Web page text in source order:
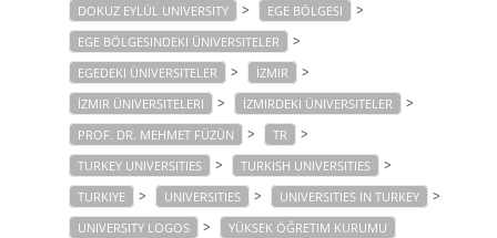
DOKUZ EYLÜL UNIVERSITY > EGE BÖLGESI >
EGE BÖLGESINDEKI ÜNIVERSITELER >
EGEDEKI ÜNIVERSITELER > İZMIR >
İZMIR ÜNIVERSITELERI > İZMIRDEKI ÜNIVERSITELER >
PROF. DR. MEHMET FÜZÜN > TR >
TURKEY UNIVERSITIES > TURKISH UNIVERSITIES >
TURKIYE > UNIVERSITIES > UNIVERSITIES IN TURKEY >
UNIVERSITY LOGOS > YÜKSEK ÖĞRETIM KURUMU